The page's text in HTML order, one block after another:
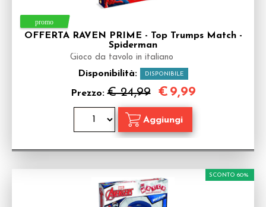
OFFERTA RAVEN PRIME - Top Trumps Match -
Spiderman
Gioco da tavolo in italiano
Disponibilità: DISPONIBILE
Prezzo:€ 24,99 € 9,99
SCONTO 60%